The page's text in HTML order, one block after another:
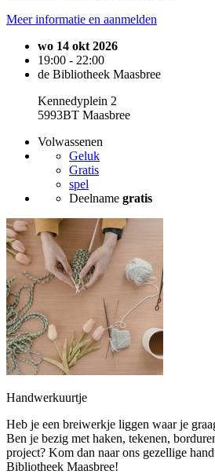
Meer informatie en aanmelden
wo 14 okt 2026
19:00 - 22:00
de Bibliotheek Maasbree
Kennedyplein 2
5993BT Maasbree
Volwassenen
Geluk
Gratis
spel
Deelname gratis
Handwerkuurtje
Heb je een breiwerkje liggen waar je
Ben je bezig met haken, tekenen,
project? Kom dan naar ons gezellige
Bibliotheek Maasbree!